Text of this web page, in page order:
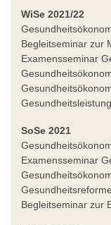
WiSe 2021/22
Begleitseminar zur
Examensseminar
SoSe 2021
Examensseminar
Begleitseminar zur